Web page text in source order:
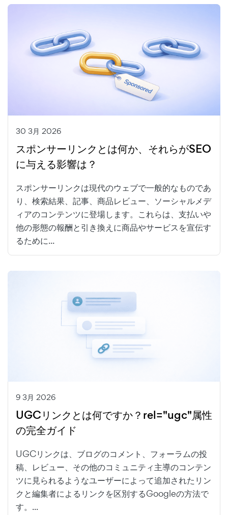
30 3月 2026
スポンサーリンクとは何か、それらがSEO
に与える影響は？
スポンサーリンクは現代のウェブで一般的なものであ
り、検索結果、記事、商品レビュー、ソーシャルメデ
ィアのコンテンツに登場します。これらは、支払いや
他の形態の報酬と引き換えに商品やサービスを宣伝す
るために...
9 3月 2026
UGCリンクとは何ですか？rel="ugc"属性
の完全ガイド
UGCリンクは、ブログのコメント、フォーラムの投
稿、レビュー、その他のコミュニティ主導のコンテン
ツに見られるようなユーザーによって追加されたリン
クと編集者によるリンクを区別するGoogleの方法で
す。...